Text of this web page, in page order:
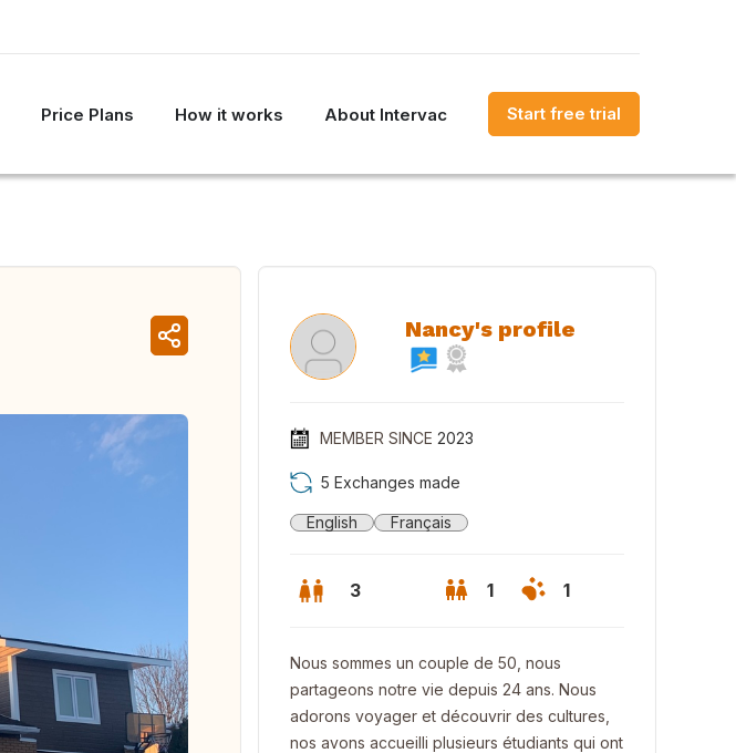
Price Plans How it works About Intervac Start free trial
Nancy's profile
MEMBER SINCE 2023
5 Exchanges made
English Français
3 1 1
Nous sommes un couple de 50, nous
partageons notre vie depuis 24 ans. Nous
adorons voyager et découvrir des cultures,
nos avons accueilli plusieurs étudiants qui ont